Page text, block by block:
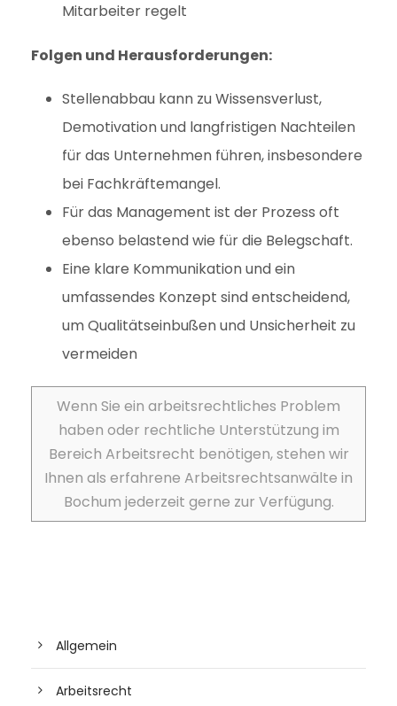
Mitarbeiter regelt
Folgen und Herausforderungen:
Stellenabbau kann zu Wissensverlust,
Demotivation und langfristigen Nachteilen
für das Unternehmen führen, insbesondere
bei Fachkräftemangel.
Für das Management ist der Prozess oft
ebenso belastend wie für die Belegschaft.
Eine klare Kommunikation und ein
umfassendes Konzept sind entscheidend,
um Qualitätseinbußen und Unsicherheit zu
vermeiden
Wenn Sie ein arbeitsrechtliches Problem
haben oder rechtliche Unterstützung im
Bereich Arbeitsrecht benötigen, stehen wir
Ihnen als erfahrene Arbeitsrechtsanwälte in
Bochum jederzeit gerne zur Verfügung.
Allgemein
Arbeitsrecht